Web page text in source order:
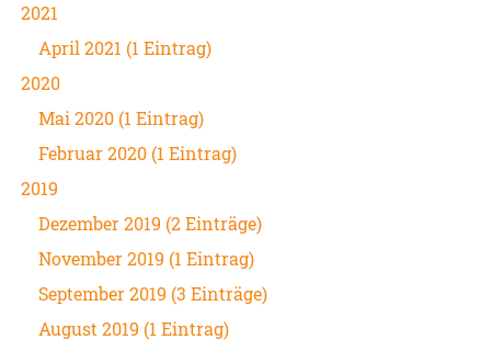
2021
April 2021 (1 Eintrag)
2020
Mai 2020 (1 Eintrag)
Februar 2020 (1 Eintrag)
2019
Dezember 2019 (2 Einträge)
November 2019 (1 Eintrag)
September 2019 (3 Einträge)
August 2019 (1 Eintrag)